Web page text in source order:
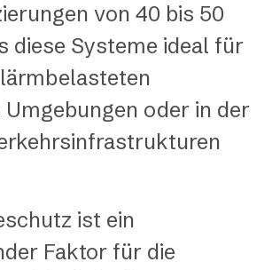
von 40 bis 50
diese Systeme ideal für
oder in der
ist ein
Faktor für die